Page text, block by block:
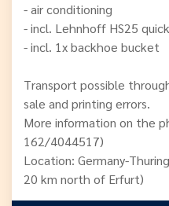
- air conditioning
- incl. Lehnhoff HS25
- incl. 1x backhoe bucket
Transport possible
sale and printing errors.
More information on the
162/4044517)
Location: Germany-
20 km north of Erfurt)